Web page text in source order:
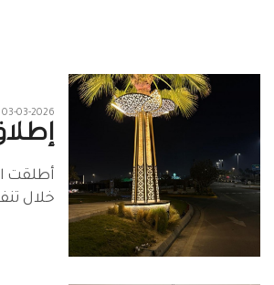
03-03-2026
أطلقت
خلال